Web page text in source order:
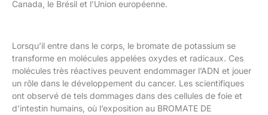
Canada, le Brésil et l’Union européenne.
Lorsqu’il entre dans le corps, le bromate de potassium se
transforme en molécules appelées oxydes et radicaux. Ces
molécules très réactives peuvent endommager l’ADN et jouer
un rôle dans le développement du cancer. Les scientifiques
ont observé de tels dommages dans des cellules de foie et
d’intestin humains, où l’exposition au BROMATE DE